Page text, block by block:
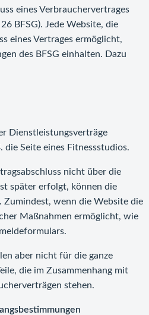
eines Verbrauchervertrages
BFSG). Jede Website, die
eines Vertrages ermöglicht,
des BFSG einhalten. Dazu
Dienstleistungsverträge
die Seite eines Fitnessstudios.
nicht über die
später erfolgt, können die
Zumindest, wenn die Website die
Maßnahmen ermöglicht, wie
aber nicht für die ganze
die im Zusammenhang mit
stehen.